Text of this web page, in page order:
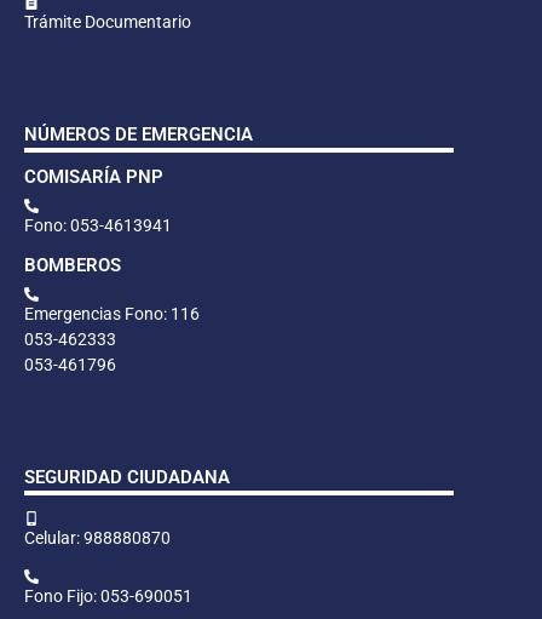
Trámite Documentario
NÚMEROS DE EMERGENCIA
COMISARÍA PNP
Fono: 053-4613941
BOMBEROS
Emergencias Fono: 116
053-462333
053-461796
SEGURIDAD CIUDADANA
Celular: 988880870
Fono Fijo: 053-690051